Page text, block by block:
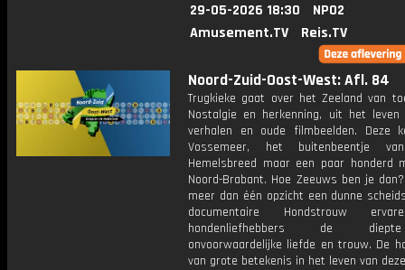
29-05-2026 18:30
NPO2
Amusement.TV
Reis.TV
Noord-Zuid-Oost-West: Afl. 84
Trugkieke gaat over het Zeeland van
Nostalgie en herkenning, uit het leven
verhalen en oude filmbeelden. Deze
Vossemeer, het buitenbeentje
Hemelsbreed maar een paar honderd
Noord-Brabant. Hoe Zeeuws ben je
meer dan één opzicht een dunne
documentaire Hondstrouw
hondenliefhebbers de
onvoorwaardelijke liefde en trouw. De
van grote betekenis in het leven van